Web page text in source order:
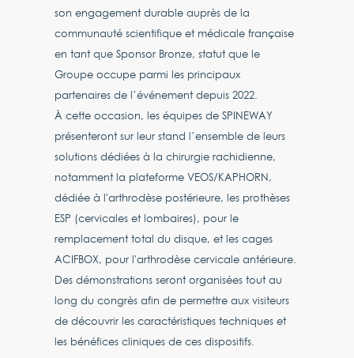
son engagement durable auprès de la
communauté scientifique et médicale française
en tant que Sponsor Bronze, statut que le
Groupe occupe parmi les principaux
partenaires de l’événement depuis 2022.
À cette occasion, les équipes de SPINEWAY
présenteront sur leur stand l’ensemble de leurs
solutions dédiées à la chirurgie rachidienne,
notamment la plateforme VEOS/KAPHORN,
dédiée à l'arthrodèse postérieure, les prothèses
ESP (cervicales et lombaires), pour le
remplacement total du disque, et les cages
ACIFBOX, pour l'arthrodèse cervicale antérieure.
Des démonstrations seront organisées tout au
long du congrès afin de permettre aux visiteurs
de découvrir les caractéristiques techniques et
les bénéfices cliniques de ces dispositifs.